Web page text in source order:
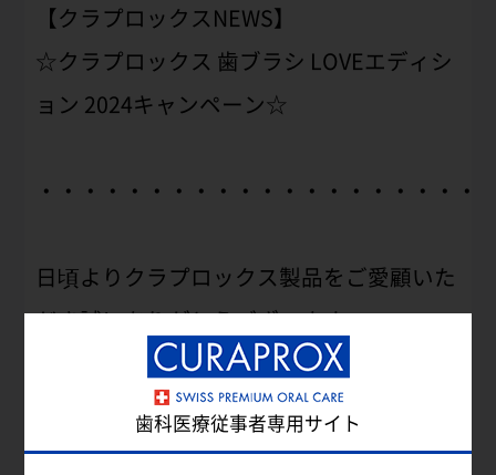
【クラプロックスNEWS】
☆クラプロックス 歯ブラシ LOVEエディシ
ョン 2024キャンペーン☆
・・・・・・・・・・・・・・・・・・・・
日頃よりクラプロックス製品をご愛顧いた
だき誠にありがとうございます。
☆クラプロックス 歯ブラシ LOVEエディシ
ョン 2024キャンペーン☆
歯科医療従事者専用サイト